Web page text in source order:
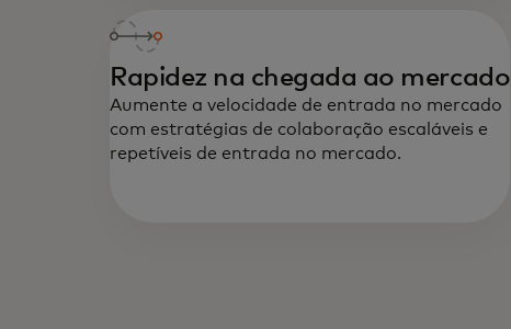
Rapidez na chegada ao mercado
Aumente a velocidade de entrada no mercado
com estratégias de colaboração escaláveis e
repetíveis de entrada no mercado.